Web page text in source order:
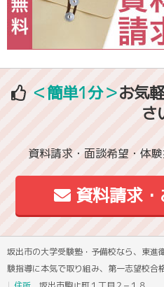
＜簡単1分＞お気
さ
資料請求・面談希望・体
資料請求・
坂出市の大学受験塾・予備校なら、東
験指導に本気で取り組み、第一志望校合